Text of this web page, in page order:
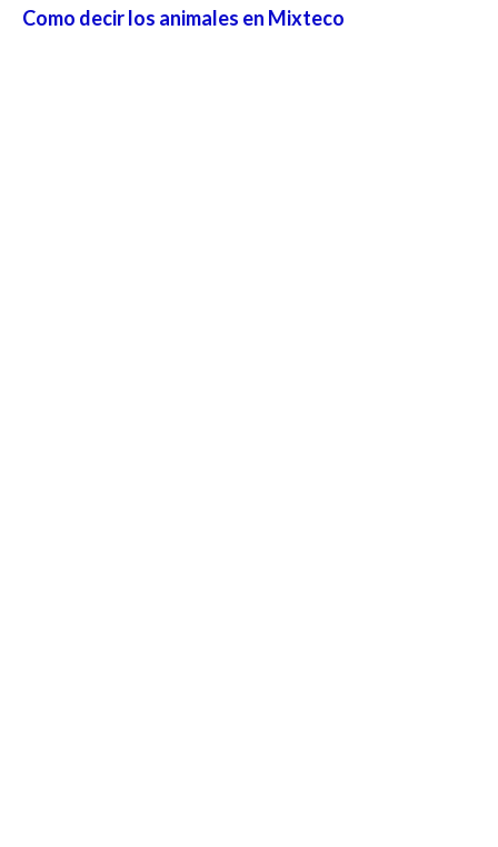
Como decir los animales en Mixteco